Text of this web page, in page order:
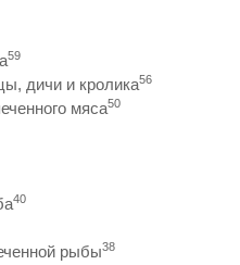
59
дичи и кролика56
мяса50
40
рыбы38